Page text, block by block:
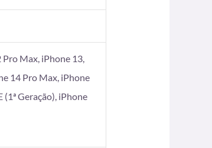
Max, iPhone 13,
14 Pro Max, iPhone
Geração), iPhone